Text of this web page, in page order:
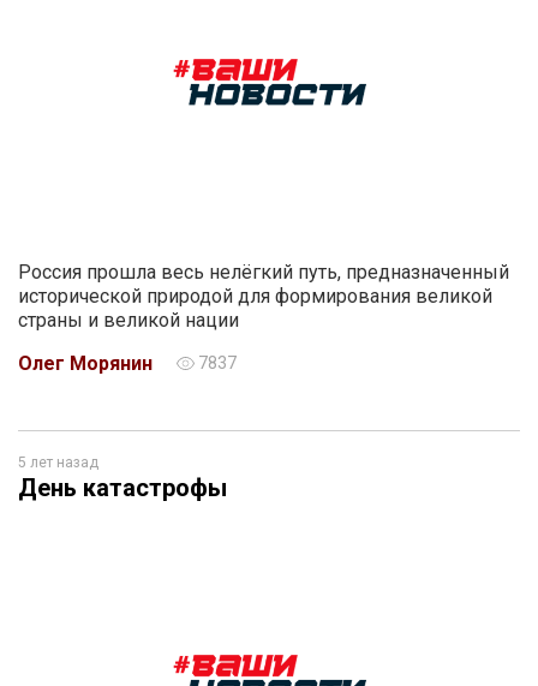
Россия прошла весь нелёгкий путь, предназначенный
исторической природой для формирования великой
страны и великой нации
Олег Морянин
7837
5 лет назад
День катастрофы